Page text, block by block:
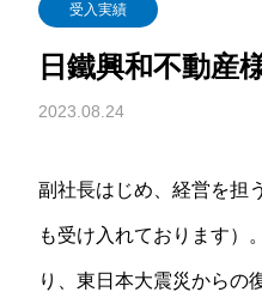
受入実績
日鐵興和不動産
2023.08.24
副社長はじめ、経営を担
も受け入れております）
り、東日本大震災からの